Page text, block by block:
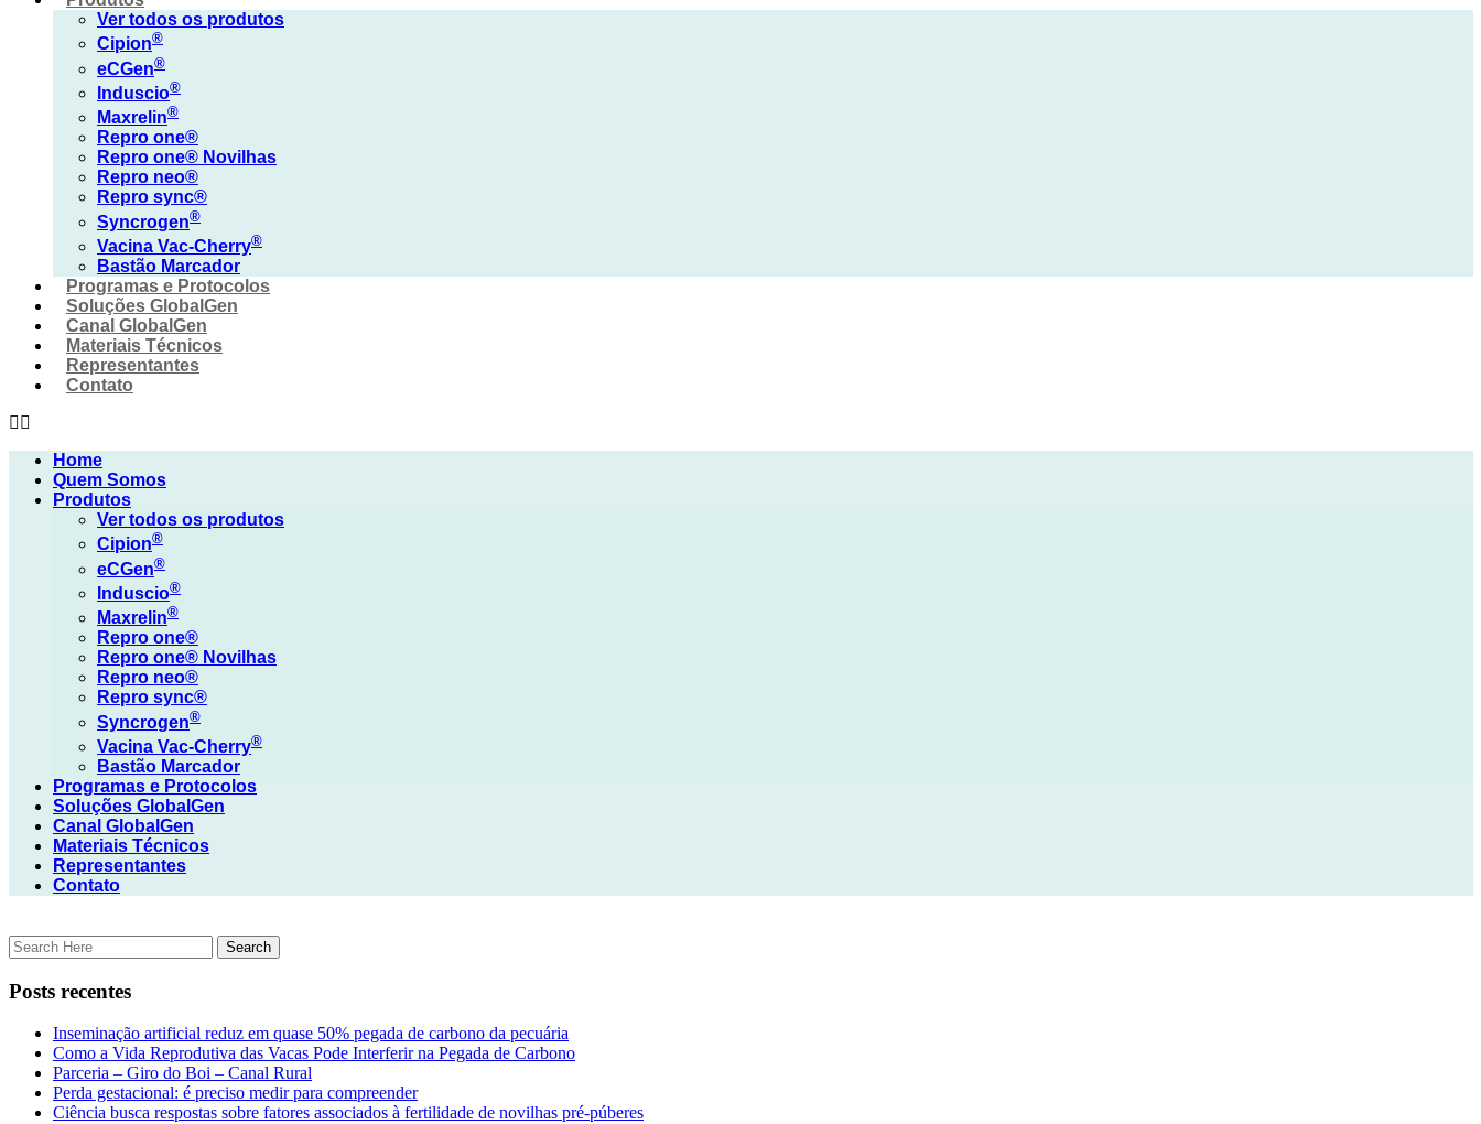
Ver todos os produtos
Cipion®
eCGen®
Induscio®
Maxrelin®
Repro one®
Repro one® Novilhas
Repro neo®
Repro sync®
Syncrogen®
Vacina Vac-Cherry®
Bastão Marcador
Programas e Protocolos
Soluções GlobalGen
Canal GlobalGen
Materiais Técnicos
Representantes
Contato
Home
Quem Somos
Produtos
Ver todos os produtos
Cipion®
eCGen®
Induscio®
Maxrelin®
Repro one®
Repro one® Novilhas
Repro neo®
Repro sync®
Syncrogen®
Vacina Vac-Cherry®
Bastão Marcador
Programas e Protocolos
Soluções GlobalGen
Canal GlobalGen
Materiais Técnicos
Representantes
Contato
Posts recentes
Inseminação artificial reduz em quase 50% pegada de carbono da pecuária
Como a Vida Reprodutiva das Vacas Pode Interferir na Pegada de Carbono
Parceria – Giro do Boi – Canal Rural
Perda gestacional: é preciso medir para compreender
Ciência busca respostas sobre fatores associados à fertilidade de novilhas pré-púberes